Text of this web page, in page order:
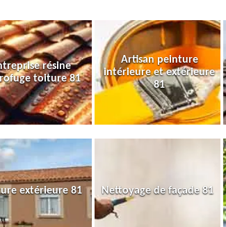
résine
toiture 81
Artisan peinture
intérieure et extérieure
81
extérieure 81 Nettoyage de façade 81